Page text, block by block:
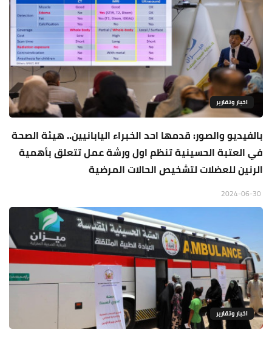
اخبار وتقارير
بالفيديو والصور: قدمها احد الخبراء اليابانيين.. هيئة الصحة
في العتبة الحسينية تنظم اول ورشة عمل تتعلق بأهمية
الرنين للعضلات لتشخيص الحالات المرضية
اخبار وتقارير